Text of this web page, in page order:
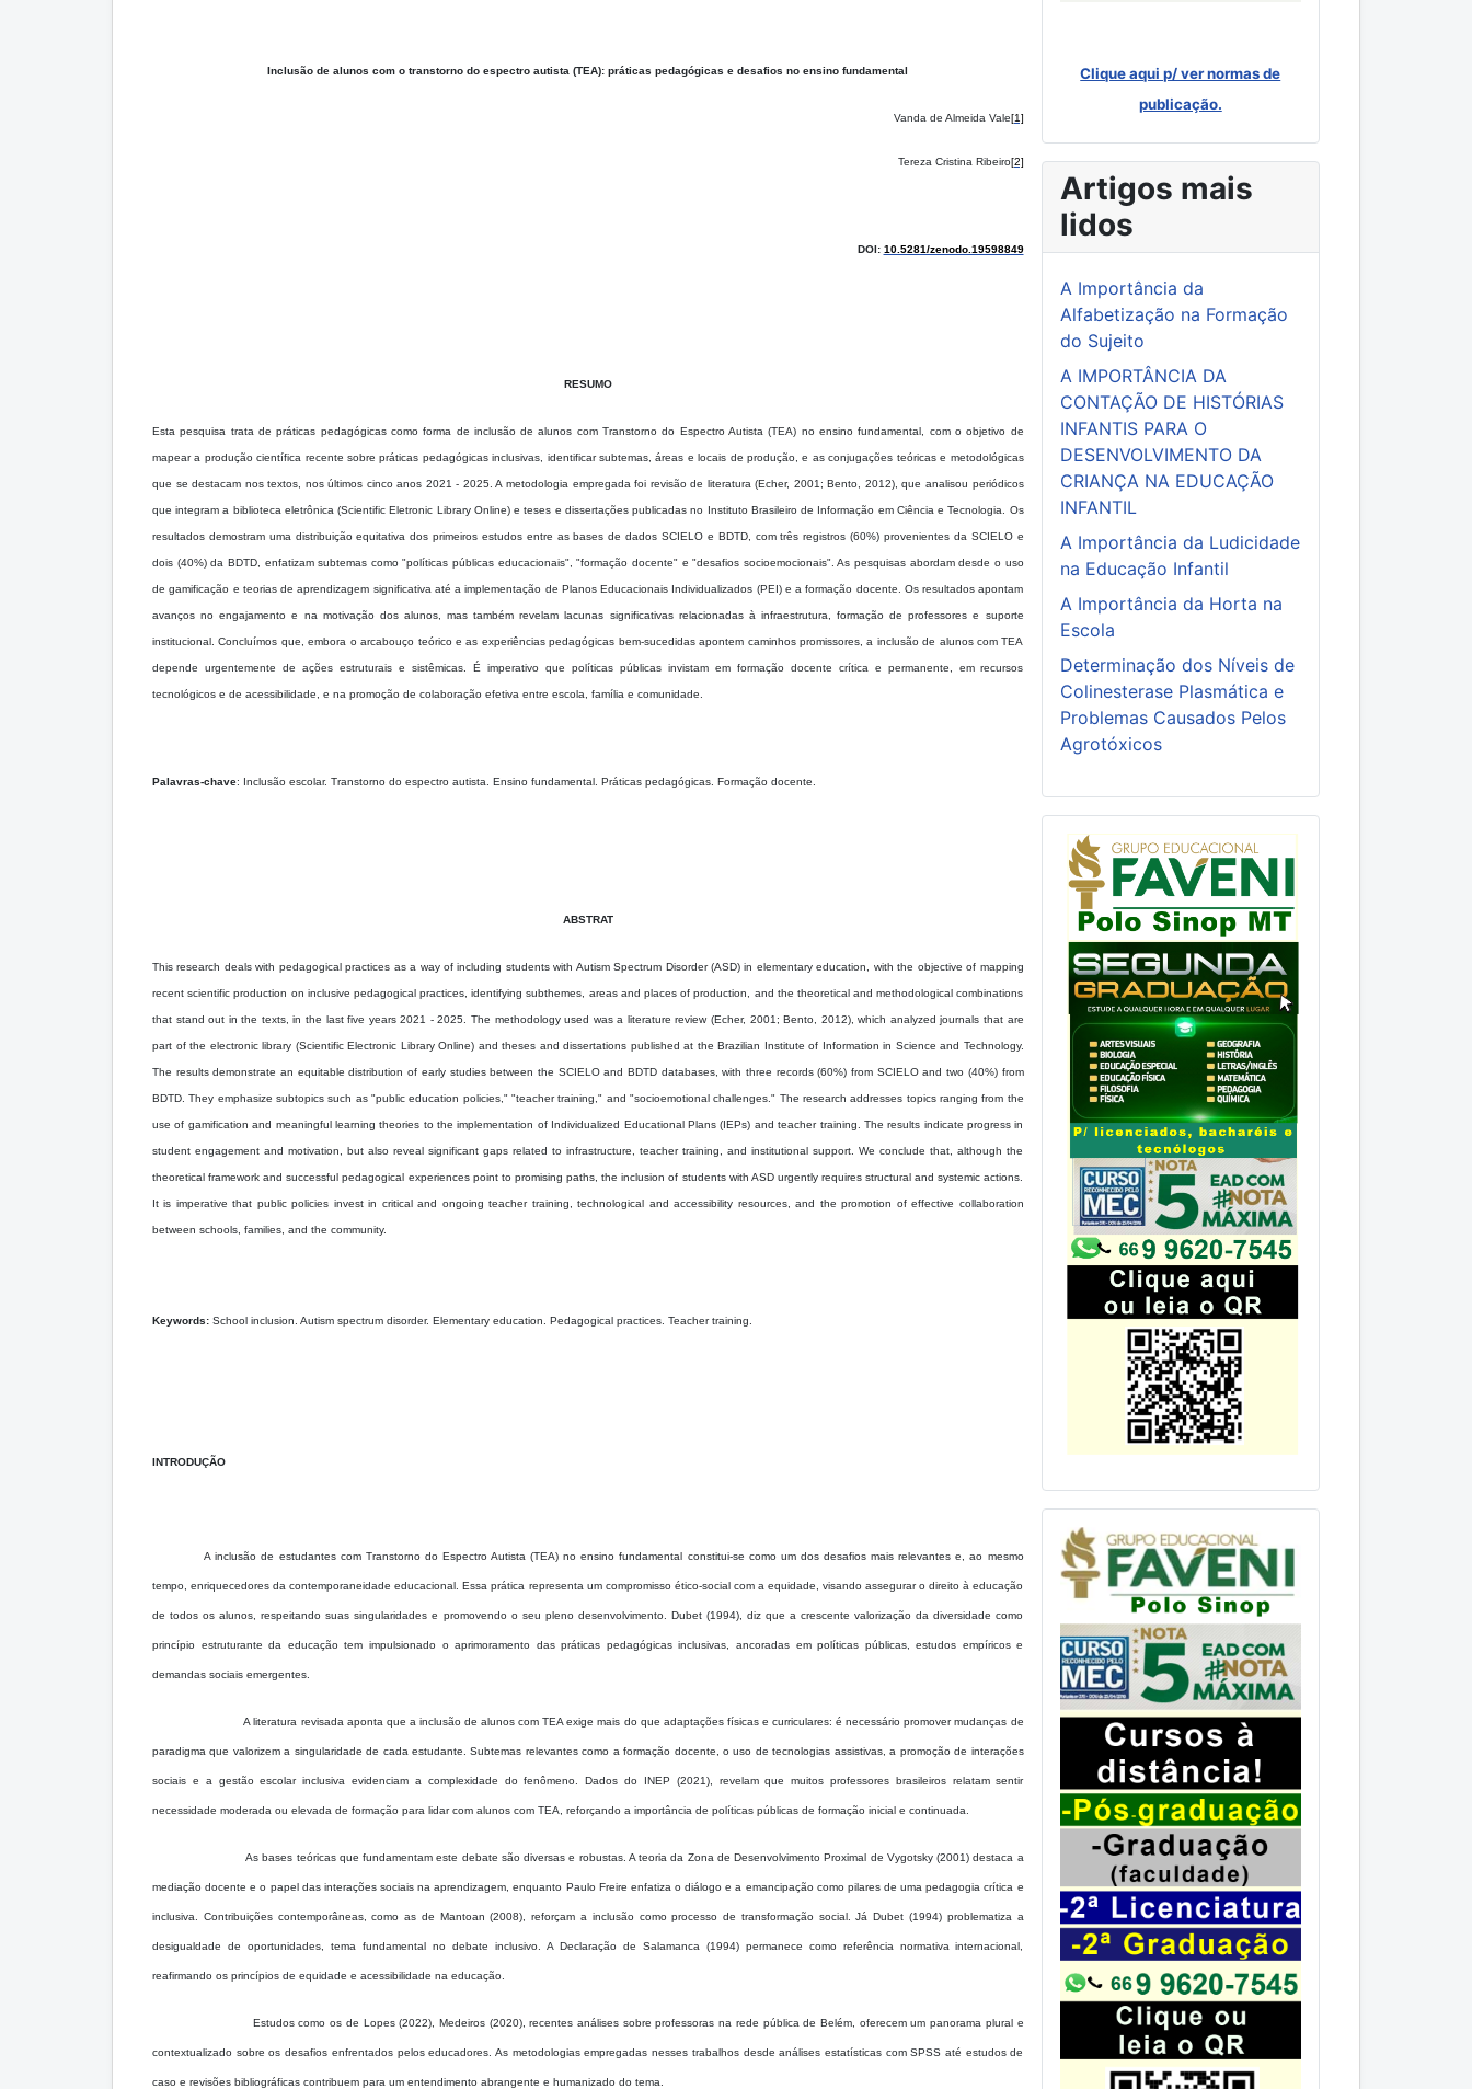
Inclusão de alunos com o transtorno do espectro autista (TEA): práticas pedagógicas e desafios no ensino fundamental
Vanda de Almeida Vale[1]
Tereza Cristina Ribeiro[2]
DOI: 10.5281/zenodo.19598849
RESUMO
Esta pesquisa trata de práticas pedagógicas como forma de inclusão de alunos com Transtorno do Espectro Autista (TEA) no ensino fundamental, com o objetivo de
mapear a produção científica recente sobre práticas pedagógicas inclusivas , identificar subtemas, áreas e locais de produção, e as conjugações teóricas e metodológicas
que se destacam nos textos , nos últimos cinco anos 2021 - 2025 . A metodologia empregada foi revisão de literatura (Echer, 2001; Bento, 2012), que analisou periódicos
que integram a biblioteca eletrônica (Scientific Eletronic Library Online) e teses e dissertações publicadas no Instituto Brasileiro de Informação em Ciência e Tecnologia. Os
resultados demostram uma distribuição equitativa dos primeiros estudos entre as bases de dados SCIELO e BDTD, com três registros (60%) provenientes da SCIELO e
dois (40%) da BDTD, enfatizam subtemas como "políticas públicas educacionais", "formação docente" e "desafios socioemocionais". As pesquisas abordam desde o uso
de gamificação e teorias de aprendizagem significativa até a implementação de Planos Educacionais Individualizados (PEI) e a formação docente. Os resultados apontam
avanços no engajamento e na motivação dos alunos, mas também revelam lacunas significativas relacionadas à infraestrutura, formação de professores e suporte
institucional. Concluímos que, embora o arcabouço teórico e as experiências pedagógicas bem-sucedidas apontem caminhos promissores, a inclusão de alunos com TEA
depende urgentemente de ações estruturais e sistêmicas. É imperativo que políticas públicas invistam em formação docente crítica e permanente, em recursos
tecnológicos e de acessibilidade, e na promoção de colaboração efetiva entre escola, família e comunidade.
Palavras-chave: Inclusão escolar. Transtorno do espectro autista. Ensino fundamental. Práticas pedagógicas. Formação docente.
ABSTRAT
This research deals with pedagogical practices as a way of including students with Autism Spectrum Disorder (ASD) in elementary education, with the objective of mapping
recent scientific production on inclusive pedagogical practices, identifying subthemes, areas and places of production, and the theoretical and methodological combinations
that stand out in the texts, in the last five years 2021 - 2025. The methodology used was a literature review (Echer, 2001; Bento, 2012), which analyzed journals that are
part of the electronic library (Scientific Electronic Library Online) and theses and dissertations published at the Brazilian Institute of Information in Science and Technology.
The results demonstrate an equitable distribution of early studies between the SCIELO and BDTD databases, with three records (60%) from SCIELO and two (40%) from
BDTD. They emphasize subtopics such as "public education policies," "teacher training," and "socioemotional challenges." The research addresses topics ranging from the
use of gamification and meaningful learning theories to the implementation of Individualized Educational Plans (IEPs) and teacher training. The results indicate progress in
student engagement and motivation, but also reveal significant gaps related to infrastructure, teacher training, and institutional support. We conclude that, although the
theoretical framework and successful pedagogical experiences point to promising paths, the inclusion of students with ASD urgently requires structural and systemic actions.
It is imperative that public policies invest in critical and ongoing teacher training, technological and accessibility resources, and the promotion of effective collaboration
between schools, families, and the community.
Keywords: School inclusion. Autism spectrum disorder. Elementary education. Pedagogical practices. Teacher training.
INTRODUÇÃO
A inclusão de estudantes com Transtorno do Espectro Autista (TEA) no ensino fundamental constitui-se como um dos desafios mais relevantes e, ao mesmo
tempo, enriquecedores da contemporaneidade educacional. Essa prática representa um compromisso ético-social com a equidade, visando assegurar o direito à educação
de todos os alunos, respeitando suas singularidades e promovendo o seu pleno desenvolvimento. Dubet (1994), diz que a crescente valorização da diversidade como
princípio estruturante da educação tem impulsionado o aprimoramento das práticas pedagógicas inclusivas, ancoradas em políticas públicas, estudos empíricos e
demandas sociais emergentes.
A literatura revisada aponta que a inclusão de alunos com TEA exige mais do que adaptações físicas e curriculares: é necessário promover mudanças de
paradigma que valorizem a singularidade de cada estudante. Subtemas relevantes como a formação docente, o uso de tecnologias assistivas, a promoção de interações
sociais e a gestão escolar inclusiva evidenciam a complexidade do fenômeno. Dados do INEP (2021), revelam que muitos professores brasileiros relatam sentir
necessidade moderada ou elevada de formação para lidar com alunos com TEA, reforçando a importância de políticas públicas de formação inicial e continuada.
As bases teóricas que fundamentam este debate são diversas e robustas. A teoria da Zona de Desenvolvimento Proximal de Vygotsky (2001) destaca a
mediação docente e o papel das interações sociais na aprendizagem, enquanto Paulo Freire enfatiza o diálogo e a emancipação como pilares de uma pedagogia crítica e
inclusiva. Contribuições contemporâneas, como as de Mantoan (2008), reforçam a inclusão como processo de transformação social. Já Dubet (1994) problematiza a
desigualdade de oportunidades, tema fundamental no debate inclusivo. A Declaração de Salamanca (1994) permanece como referência normativa internacional,
reafirmando os princípios de equidade e acessibilidade na educação.
Estudos como os de Lopes (2022), Medeiros (2020), recentes análises sobre professoras na rede pública de Belém, oferecem um panorama plural e
contextualizado sobre os desafios enfrentados pelos educadores. As metodologias empregadas nesses trabalhos desde análises estatísticas com SPSS até estudos de
caso e revisões bibliográficas contribuem para um entendimento abrangente e humanizado do tema.
Clique aqui p/ ver normas de
publicação.
Artigos mais
lidos
A Importância da
Alfabetização na Formação
do Sujeito
A IMPORTÂNCIA DA
CONTAÇÃO DE HISTÓRIAS
INFANTIS PARA O
DESENVOLVIMENTO DA
CRIANÇA NA EDUCAÇÃO
INFANTIL
A Importância da Ludicidade
na Educação Infantil
A Importância da Horta na
Escola
Determinação dos Níveis de
Colinesterase Plasmática e
Problemas Causados Pelos
Agrotóxicos